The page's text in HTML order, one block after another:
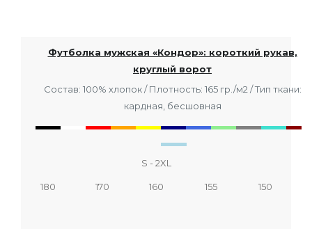
Футболка мужская «Кондор»: короткий рукав,
круглый ворот
Состав: 100% хлопок / Плотность: 165 гр./м2 / Тип ткани:
кардная, бесшовная
S - 2XL
180 170 160 155 150